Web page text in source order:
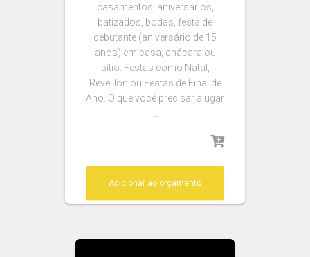
casamentos, aniversários,
batizados, bodas, festa de
debutante (aniversário de 15
anos) em casa, chácara ou
sítio. Festas como Natal,
Reveillon ou Festas de Final de
Ano. O que você precisar alugar
Adicionar ao orçamento